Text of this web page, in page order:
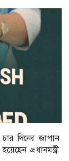
চার দিনের জাপান
প্রধানমন্ত্রী